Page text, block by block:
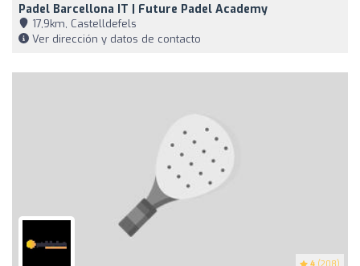
Padel Barcellona IT | Future Padel Academy
17,9km, Castelldefels
Ver dirección y datos de contacto